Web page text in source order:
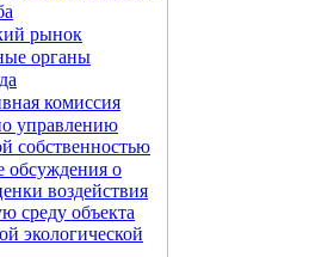
рынок
органы
комиссия
управлению
собственностью
обсуждения о
воздействия
среду объекта
экологической